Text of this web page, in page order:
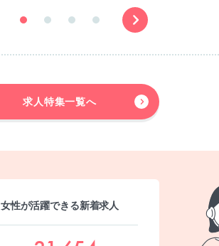
求人特集一覧へ
女性が活躍できる新着求人